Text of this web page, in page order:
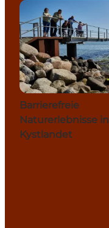
Barrierefreie
Naturerlebnisse in
Kystlandet